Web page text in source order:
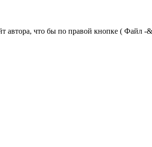
автора, что бы по правой кнопке ( Файл -